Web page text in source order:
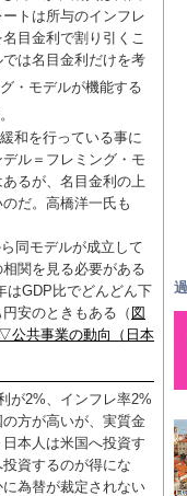
トは所与のインフレ
目金利で割り引くこ
は名目金利だけを考
・モデルが機能する
和を行っている事に
ル＝フレミング・モ
るが、名目金利の上
だ。高橋洋一氏も
同モデルが成立して
関を見る必要がある
はGDP比でどんどん下
安のときもある（ 図
公共事業の動向（日本
が2%、インフレ率2%
方が高いが、実質金
本人は米国へ投資す
資するのが得にな
為替が裁定されない